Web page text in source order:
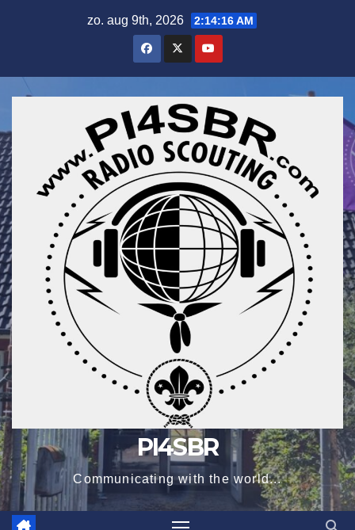
zo. aug 9th, 2026 2:14:17 AM
PI4SBR
Communicating with the world...